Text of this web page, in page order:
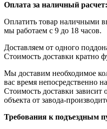
Оплата за наличный расчет:
Оплатить товар наличными
мы работаем с 9 до 18 часов.
Доставляем от одного
Стоимость доставки кратно
Мы доставим необходимое
вас время непосредственно
Стоимость доставки зависит
объекта от завода-
Требования к подъездным